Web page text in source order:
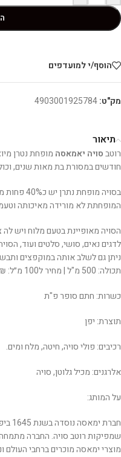
הוסף/י למועדפים
מק"ט:4903001925784
תיאור
רוטבסויה יאמאסה מופחת נטרן
חודשים במסורת בת מאות שנים, וכולל 100% רכיבים
בסויה
המופחתת לא מורידה מאיכותה
הסויה מאופיינת בטעם מלוח ויש
לדגים נאים, סושי, סלטים ועוד,
ניתן גם לשלב אותה במוקפצים
תכולה: 500 מ"ל | מחיר ל100 מ״ל: 4.8₪
כשרות: חתם סופר פ"ת
תוצרת: יפן
רכיבים: פולי סויה, חיטה, מלח ומים.
אלרגנים: מכיל גלוטן, סויה
על המותג:
שמפיקות רוטב סויה. החברה מתמחה
מוצרי ימאסה מוכרים ברחבי